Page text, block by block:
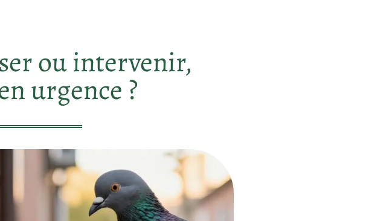
ou intervenir,
urgence ?